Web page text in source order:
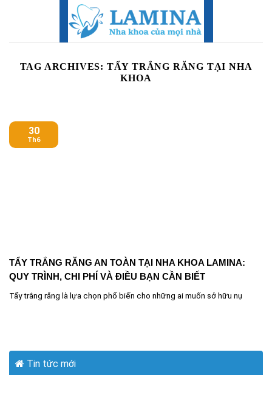
TAG ARCHIVES: TẨY TRẮNG RĂNG TẠI NHA
KHOA
TẨY TRẮNG RĂNG AN TOÀN TẠI NHA KHOA LAMINA:
QUY TRÌNH, CHI PHÍ VÀ ĐIỀU BẠN CẦN BIẾT
Tẩy trắng răng là lựa chọn phổ biến cho những ai muốn sở hữu nụ
30
Th6
Tin tức mới